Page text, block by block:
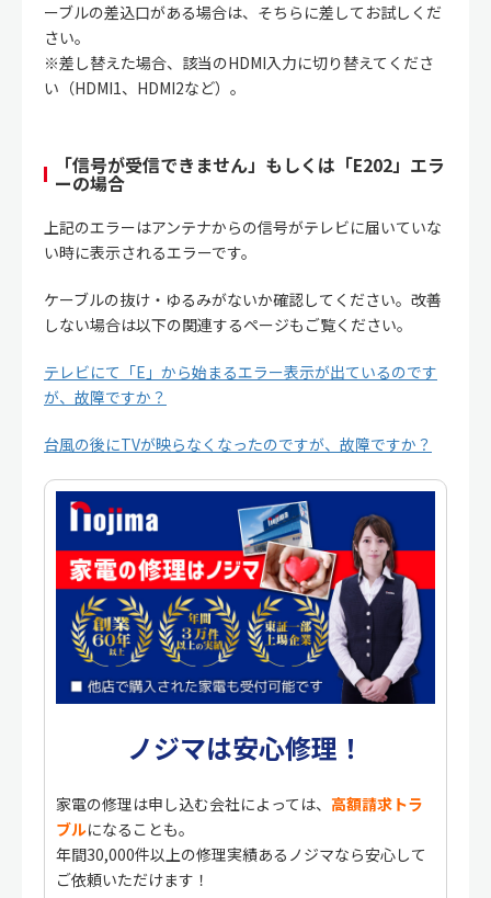
ーブルの差込口がある場合は、そちらに差してお試しくだ
さい。
※差し替えた場合、該当のHDMI入力に切り替えてくださ
い（HDMI1、HDMI2など）。
「信号が受信できません」もしくは「E202」エラ
ーの場合
上記のエラーはアンテナからの信号がテレビに届いていな
い時に表示されるエラーです。
ケーブルの抜け・ゆるみがないか確認してください。改善
しない場合は以下の関連するページもご覧ください。
テレビにて「E」から始まるエラー表示が出ているのです
が、故障ですか？
台風の後にTVが映らなくなったのですが、故障ですか？
ノジマは安心修理！
家電の修理は申し込む会社によっては、 高額請求トラ
ブルになることも。
年間30,000件以上の修理実績あるノジマなら安心して
ご依頼いただけます！